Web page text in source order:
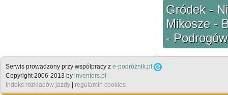
Gródek -
Mikosze -
-
Serwis prowadzony przy współpracy z e-podróżnik.pl
Copyright 2006-2013 by inventors.pl
Indeks rozkładów jazdy | regulamin cookies